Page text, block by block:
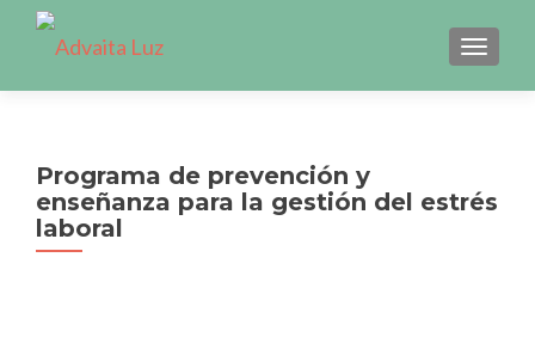
Programa de prevención y
enseñanza para la gestión del estrés
laboral